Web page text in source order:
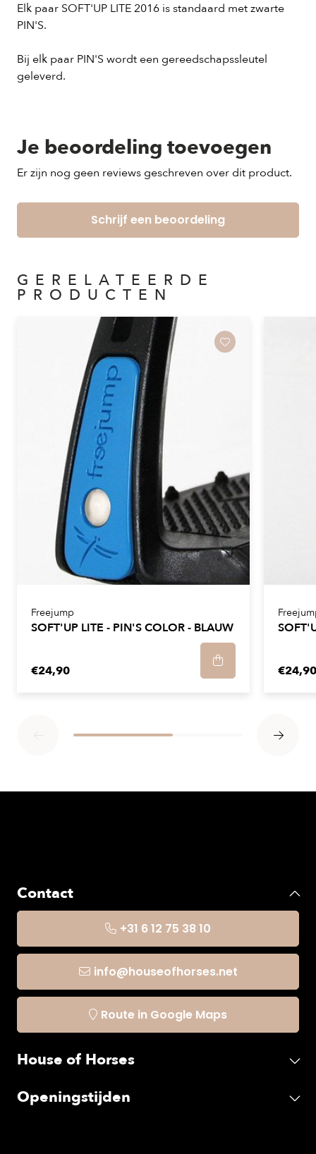
Elk paar SOFT'UP LITE 2016 is standaard met zwarte
PIN'S.
Bij elk paar PIN'S wordt een gereedschapssleutel
geleverd.
Je beoordeling toevoegen
Er zijn nog geen reviews geschreven over dit product.
Schrijf een beoordeling
GERELATEERDE
PRODUCTEN
Freejump
SOFT'UP LITE - PIN'S COLOR - BLAUW
€24,90 €24,90
Contact
+31 6 12 75 38 10
info@houseofhorses.net
Route in Google Maps
House of Horses
Openingstijden